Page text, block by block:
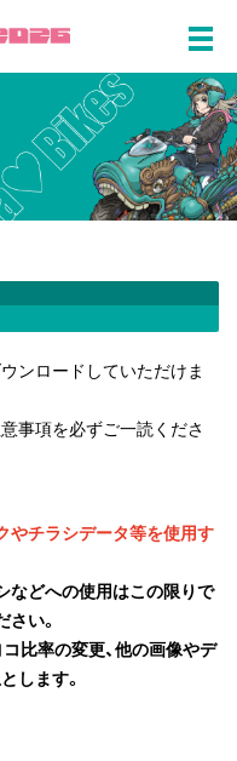
ンロードしていただけま
事項を必ずご一読くださ
やチラシデータ等を使用す
などへの使用はこの限りで
い。
比率の変更、他の画像やデ
します。